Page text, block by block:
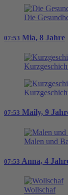
Die
07:53 Mia, 8 Jahre
07:53 Maily, 9
Malen und
07:53 Anna, 4
Wollschaf